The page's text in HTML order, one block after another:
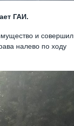
ГАИ.
и совершил
налево по ходу